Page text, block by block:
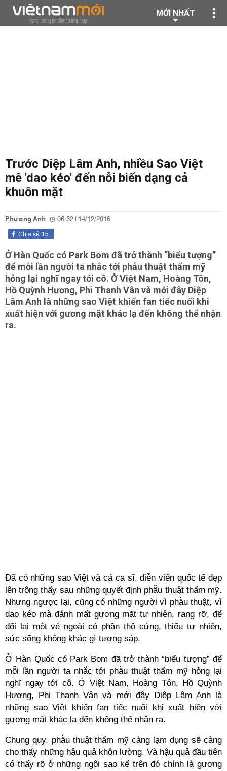
MỚI NHẤT
Trước Diệp Lâm Anh, nhiều Sao Việt
mê 'dao kéo' đến nỗi biến dạng cả
khuôn mặt
Phương Anh 06:32 | 14/12/2016
15
Chia sẻ
Ở Hàn Quốc có Park Bom đã trở thành “biểu tượng”
để mỗi lần người ta nhắc tới phẫu thuật thẩm mỹ
hỏng lại nghĩ ngay tới cô. Ở Việt Nam, Hoàng Tôn,
Hồ Quỳnh Hương, Phi Thanh Vân và mới đây Diệp
Lâm Anh là những sao Việt khiến fan tiếc nuối khi
xuất hiện với gương mặt khác lạ đến không thể nhận
ra.
Đã có những sao Việt và cả ca sĩ, diễn viên quốc tế đẹp
lên trông thấy sau những quyết định phẫu thuật thẩm mỹ.
Nhưng ngược lại, cũng có những người vì phẫu thuật, vì
dao kéo mà đánh mất gương mặt tự nhiên, rạng rỡ, để
đổi lại một vẻ ngoài có phần thô cứng, thiếu tự nhiên,
sức sống không khác gì tượng sáp.
Ở Hàn Quốc có Park Bom đã trở thành “biểu tượng” để
mỗi lần người ta nhắc tới phẫu thuật thẩm mỹ hỏng lại
nghĩ ngay tới cô. Ở Việt Nam, Hoàng Tôn, Hồ Quỳnh
Hương, Phi Thanh Vân và mới đây Diệp Lâm Anh là
những sao Việt khiến fan tiếc nuối khi xuất hiện với
gương mặt khác lạ đến không thể nhận ra.
Chung quy, phẫu thuật thẩm mỹ càng lạm dụng sẽ càng
cho thấy những hậu quả khôn lường. Và hậu quả đầu tiên
có thấy rõ ở những ngôi sao kể trên đó chính là gương